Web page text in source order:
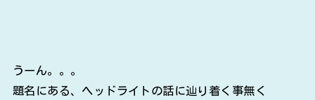
うーん。。。
題名にある、ヘッドライトの話に辿り着く事無く